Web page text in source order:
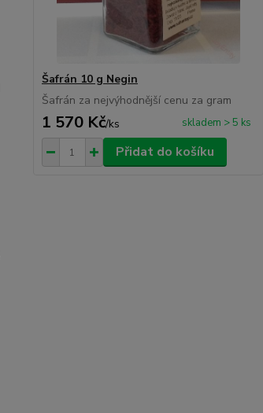
Šafrán 10 g Negin
Šafrán za nejvýhodnější cenu za gram
1 570 Kč/ks skladem > 5 ks
Přidat do košíku